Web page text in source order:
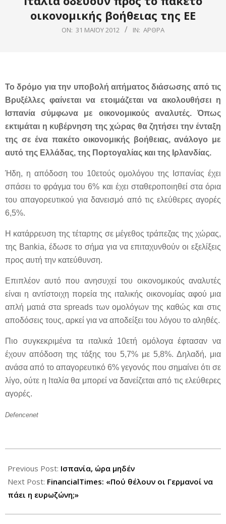
οικονομικής βοήθειας της ΕΕ
ON: 31 ΜΑΪ́ΟΥ 2012 IN: ΆΡΘΡΑ
Το δρόμο για την υποβολή αιτήματος διάσωσης από τις
Βρυξέλλες φαίνεται να ετοιμάζεται να ακολουθήσει η
Ισπανία σύμφωνα με οικονομικούς αναλυτές. Όπως
εκτιμάται η κυβέρνηση της χώρας θα ζητήσει την ένταξη
της σε ένα πακέτο οικονομικής βοήθειας, ανάλογο με
αυτό της Ελλάδας, της Πορτογαλίας και της Ιρλανδίας.
Ήδη, η απόδοση του 10ετούς ομολόγου της Ισπανίας έχει
σπάσει το φράγμα του 6% και έχει σταθεροποιηθεί στα όρια
του απαγορευτικού για δανεισμό από τις ελεύθερες αγορές
6,5%.
Η κατάρρευση της τέταρτης σε μέγεθος τράπεζας της χώρας,
της Bankia, έδωσε το σήμα για να επιταχυνθούν οι εξελίξεις
προς αυτή την κατεύθυνση.
Επιπλέον αυτό που ανησυχεί του οικονομικούς αναλυτές
είναι η αντίστοιχη πορεία της ιταλικής οικονομίας αφού μια
απλή ματιά στα spreads των ομολόγων της καθώς και στις
αποδόσεις τους, αρκεί για να αποδείξει του λόγου το αληθές.
Πιο συγκεκριμένα τα ιταλικά 10ετή ομόλογα έφτασαν να
έχουν απόδοση της τάξης του 5,7% με 5,8%. Δηλαδή, μια
ανάσα από το απαγορευτικό 6% γεγονός που σημαίνει ότι σε
λίγο, ούτε η Ιταλία θα μπορεί να δανείζεται από τις ελεύθερες
αγορές.
Defencenet
05-
31
Previous Post: Ισπανία, ώρα μηδέν
Next Post: FinancialTimes: «Πού θέλουν οι Γερμανοί να
πάει η ευρωζώνη;»